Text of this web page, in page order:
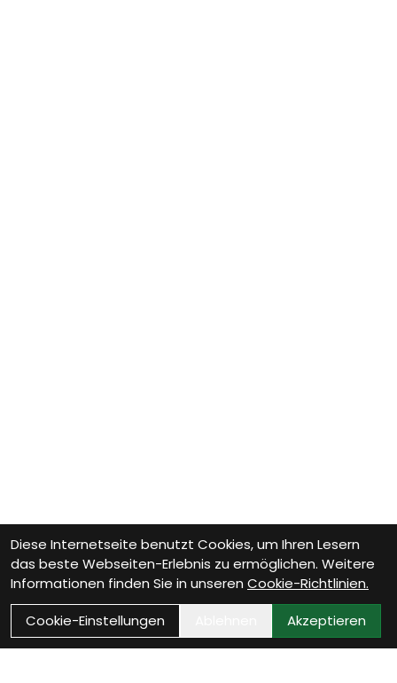
Diese Internetseite benutzt Cookies, um Ihren Lesern
das beste Webseiten-Erlebnis zu ermöglichen. Weitere
Informationen finden Sie in unseren Cookie-Richtlinien.
Cookie-Einstellungen
Akzeptieren